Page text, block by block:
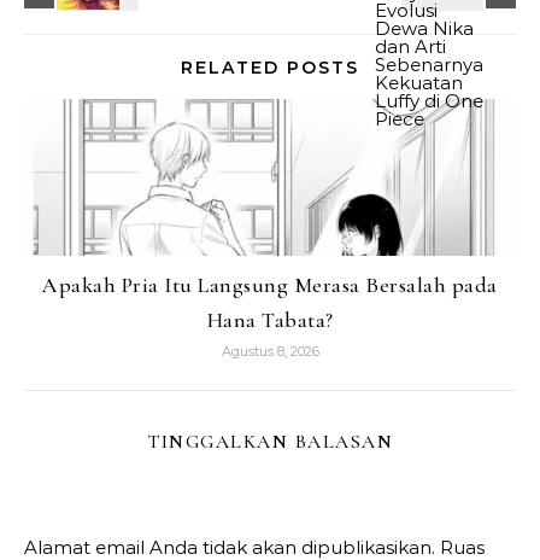
RELATED POSTS
Apakah Pria Itu Langsung Merasa Bersalah pada
Hana Tabata?
Agustus 8, 2026
TINGGALKAN BALASAN
Alamat email Anda tidak akan dipublikasikan. Ruas